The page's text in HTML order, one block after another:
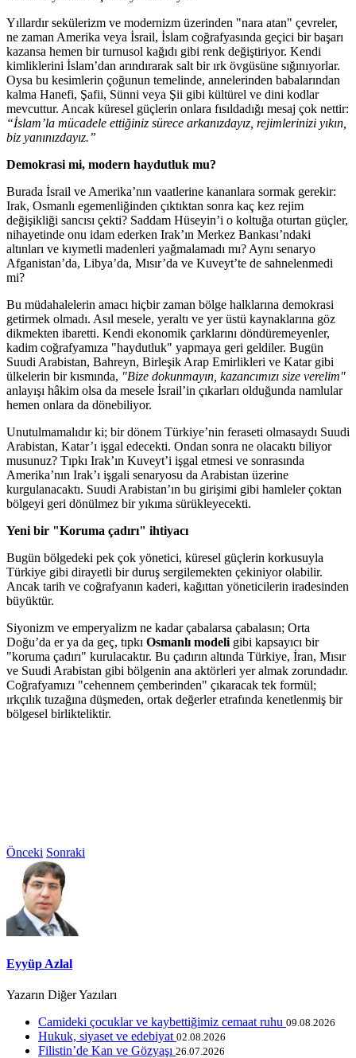
Yıllardır sekülerizm ve modernizm üzerinden "nara atan" çevreler,
ne zaman Amerika veya İsrail, İslam coğrafyasında geçici bir başarı
kazansa hemen bir turnusol kağıdı gibi renk değiştiriyor. Kendi
kimliklerini İslam’dan arındırarak salt bir ırk övgüsüne sığınıyorlar.
Oysa bu kesimlerin çoğunun temelinde, annelerinden babalarından
kalma Hanefi, Şafii, Sünni veya Şii gibi kültürel ve dini kodlar
mevcuttur. Ancak küresel güçlerin onlara fısıldadığı mesaj çok nettir:
“İslam’la mücadele ettiğiniz sürece arkanızdayız, rejimlerinizi yıkın,
biz yanınızdayız.”
Demokrasi mi, modern haydutluk mu?
Burada İsrail ve Amerika’nın vaatlerine kananlara sormak gerekir:
Irak, Osmanlı egemenliğinden çıktıktan sonra kaç kez rejim
değişikliği sancısı çekti? Saddam Hüseyin’i o koltuğa oturtan güçler,
nihayetinde onu idam ederken Irak’ın Merkez Bankası’ndaki
altınları ve kıymetli madenleri yağmalamadı mı? Aynı senaryo
Afganistan’da, Libya’da, Mısır’da ve Kuveyt’te de sahnelenmedi
mi?
Bu müdahalelerin amacı hiçbir zaman bölge halklarına demokrasi
getirmek olmadı. Asıl mesele, yeraltı ve yer üstü kaynaklarına göz
dikmekten ibaretti. Kendi ekonomik çarklarını döndüremeyenler,
kadim coğrafyamıza "haydutluk" yapmaya geri geldiler. Bugün
Suudi Arabistan, Bahreyn, Birleşik Arap Emirlikleri ve Katar gibi
ülkelerin bir kısmında, "Bize dokunmayın, kazancımızı size verelim"
anlayışı hâkim olsa da mesele İsrail’in çıkarları olduğunda namlular
hemen onlara da dönebiliyor.
Unutulmamalıdır ki; bir dönem Türkiye’nin feraseti olmasaydı Suudi
Arabistan, Katar’ı işgal edecekti. Ondan sonra ne olacaktı biliyor
musunuz? Tıpkı Irak’ın Kuveyt’i işgal etmesi ve sonrasında
Amerika’nın Irak’ı işgali senaryosu da Arabistan üzerine
kurgulanacaktı. Suudi Arabistan’ın bu girişimi gibi hamleler çoktan
bölgeyi geri dönülmez bir yıkıma sürükleyecekti.
Yeni bir "Koruma çadırı" ihtiyacı
Bugün bölgedeki pek çok yönetici, küresel güçlerin korkusuyla
Türkiye gibi dirayetli bir duruş sergilemekten çekiniyor olabilir.
Ancak tarih ve coğrafyanın kaderi, kağıttan yöneticilerin iradesinden
büyüktür.
Siyonizm ve emperyalizm ne kadar çabalarsa çabalasın; Orta
Doğu’da er ya da geç, tıpkı Osmanlı modeli gibi kapsayıcı bir
"koruma çadırı" kurulacaktır. Bu çadırın altında Türkiye, İran, Mısır
ve Suudi Arabistan gibi bölgenin ana aktörleri yer almak zorundadır.
Coğrafyamızı "cehennem çemberinden" çıkaracak tek formül;
ırkçılık tuzağına düşmeden, ortak değerler etrafında kenetlenmiş bir
bölgesel birlikteliktir.
Önceki Sonraki
Eyyüp Azlal
Yazarın Diğer Yazıları
Camideki çocuklar ve kaybettiğimiz cemaat ruhu 09.08.2026
Hukuk, siyaset ve edebiyat 02.08.2026
Filistin’de Kan ve Gözyaşı 26.07.2026